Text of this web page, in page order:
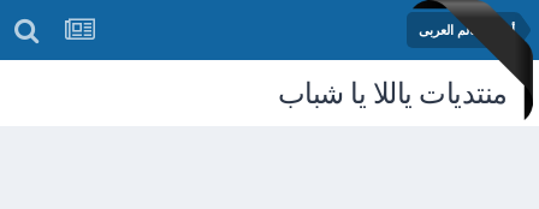
أخبار العالم العربى
منتديات ياللا يا شباب